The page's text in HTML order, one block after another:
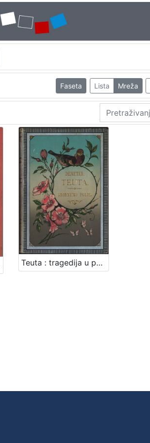
Faseta Lista Mreža
Teuta : tragedija u pet čina ; Grobničko polje : pjesan / Dimitrija Demeter